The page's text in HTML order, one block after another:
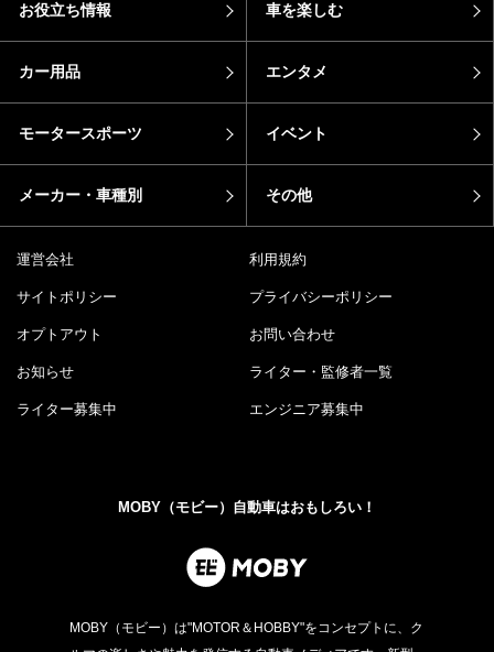
お役立ち情報 車を楽しむ
カー用品 エンタメ
モータースポーツ イベント
メーカー・車種別 その他
運営会社 利用規約
サイトポリシー プライバシーポリシー
オプトアウト お問い合わせ
お知らせ ライター・監修者一覧
ライター募集中 エンジニア募集中
MOBY（モビー）自動車はおもしろい！
MOBY（モビー）は"MOTOR＆HOBBY"をコンセプトに、ク